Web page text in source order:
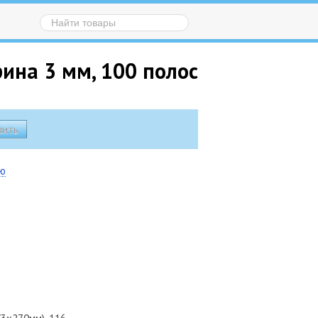
3 мм, 100 полос